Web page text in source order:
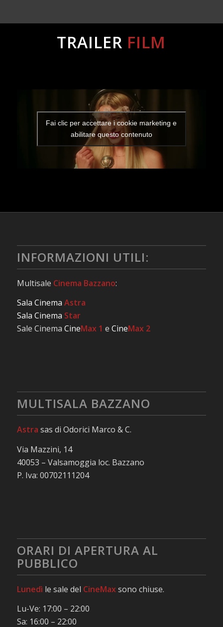
TRAILER FILM
Fai clic per accettare i cookie marketing e
abilitare questo contenuto
INFORMAZIONI UTILI:
Multisale Cinema Bazzano:
Sala Cinema Astra
Sala Cinema Star
Sale Cinema CineMax 1 e CineMax 2
MULTISALA BAZZANO
Astra sas di Odorici Marco & C.
Via Mazzini, 14
40053 – Valsamoggia loc. Bazzano
P. Iva: 00702111204
ORARI DI APERTURA AL
PUBBLICO
Lunedì le sale del CineMaxsono chiuse.
Lu-Ve: 17:00 – 22:00
Sa: 16:00 – 22:00